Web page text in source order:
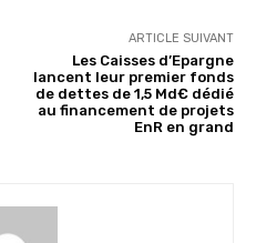
ARTICLE SUIVANT
Les Caisses d’Epargne
lancent leur premier fonds
de dettes de 1,5 Md€ dédié
au financement de projets
EnR en grand